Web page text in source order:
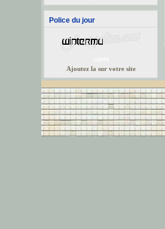
Police du jour
Ajoutez la sur votre site